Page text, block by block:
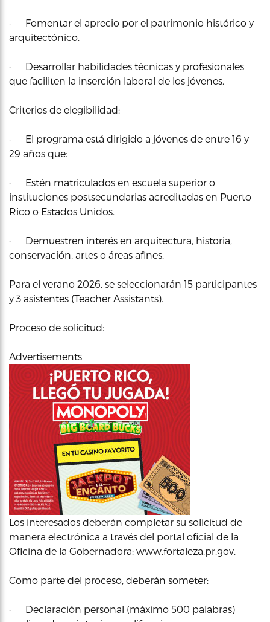
· Fomentar el aprecio por el patrimonio histórico y
arquitectónico.
· Desarrollar habilidades técnicas y profesionales
que faciliten la inserción laboral de los jóvenes.
Criterios de elegibilidad:
· El programa está dirigido a jóvenes de entre 16 y
29 años que:
· Estén matriculados en escuela superior o
instituciones postsecundarias acreditadas en Puerto
Rico o Estados Unidos.
· Demuestren interés en arquitectura, historia,
conservación, artes o áreas afines.
Para el verano 2026, se seleccionarán 15 participantes
y 3 asistentes (Teacher Assistants).
Proceso de solicitud:
Advertisements
Los interesados deberán completar su solicitud de
manera electrónica a través del portal oficial de la
Oficina de la Gobernadora: www.fortaleza.pr.gov.
Como parte del proceso, deberán someter:
· Declaración personal (máximo 500 palabras)